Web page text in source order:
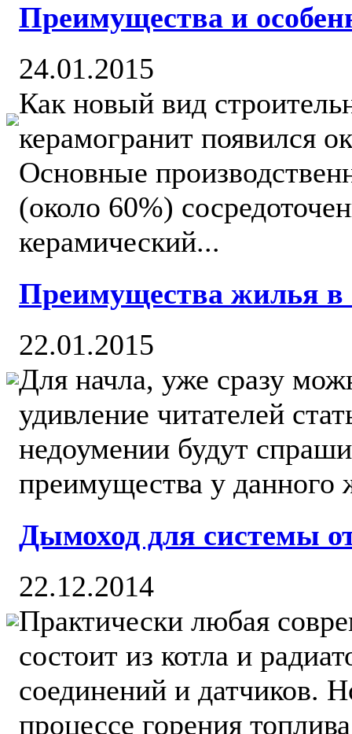
Преимущества и
24.01.2015
Как новый вид
керамогранит появился
Основные
(около 60%)
керамический...
Преимущества жилья в
22.01.2015
Для начла, уже сразу
удивление читателей
недоумении будут
преимущества у данного
Дымоход для системы
22.12.2014
Практически любая
состоит из котла и
соединений и датчиков.
процессе горения